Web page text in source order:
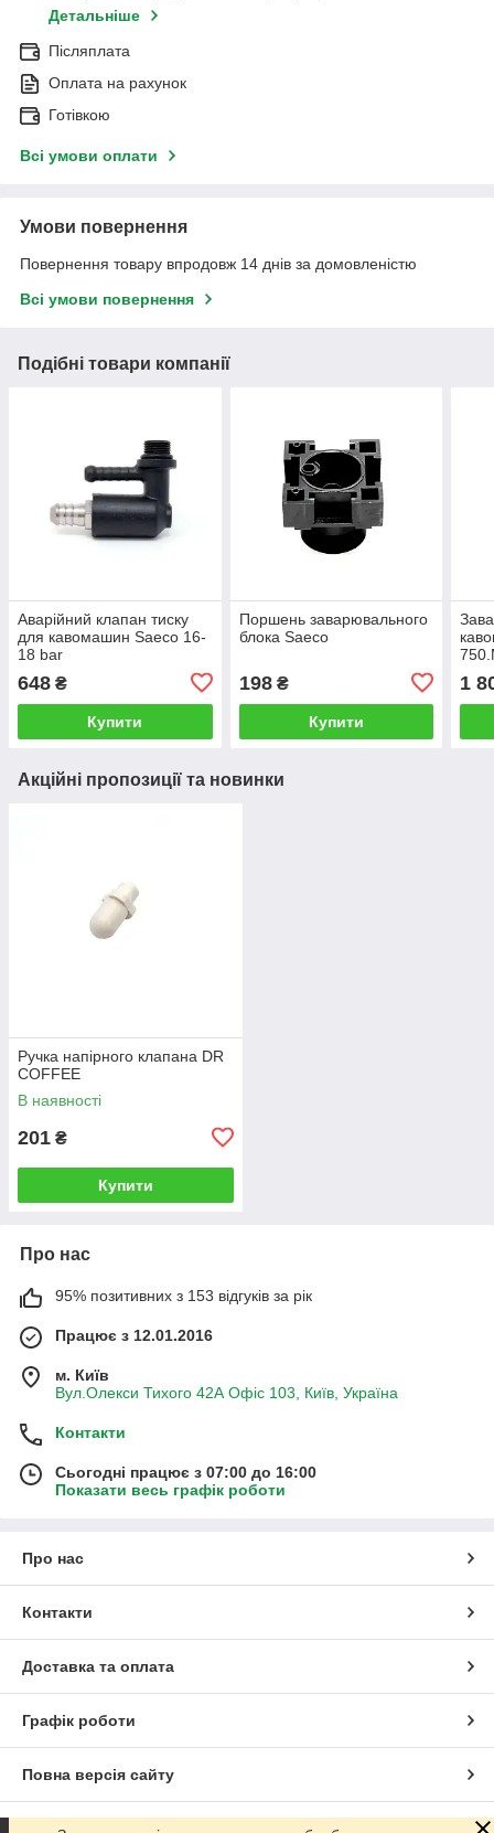
Детальніше
Післяплата
Оплата на рахунок
Готівкою
Всі умови оплати
Умови повернення
Повернення товару впродовж 14 днів за домовленістю
Всі умови повернення
Подібні товари компанії
Аварійний клапан тиску
для кавомашин Saeco 16-
18 bar
648 ₴
Купити
Поршень заварювального
блока Saeco
198₴
Купити
1
Акційні пропозиції та новинки
Ручка напірного клапана DR
COFFEE
В наявності
201 ₴
Купити
Про нас
95% позитивних з 153 відгуків за рік
Працює з 12.01.2016
м. Київ
Вул.Олекси Тихого 42А Офіс 103, Київ, Україна
Контакти
Сьогодні працює з 07:00 до 16:00
Показати весь графік роботи
Про нас
Контакти
Доставка та оплата
Графік роботи
Повна версія сайту
Сайт створено на маркетплейсі Prom.ua